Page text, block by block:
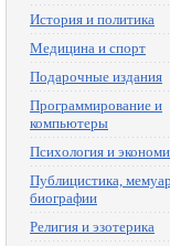
История и политика
Медицина и спорт
Подарочные издания
Программирование и
компьютеры
Психология и
Публицистика,
биографии
Религия и эзотерика